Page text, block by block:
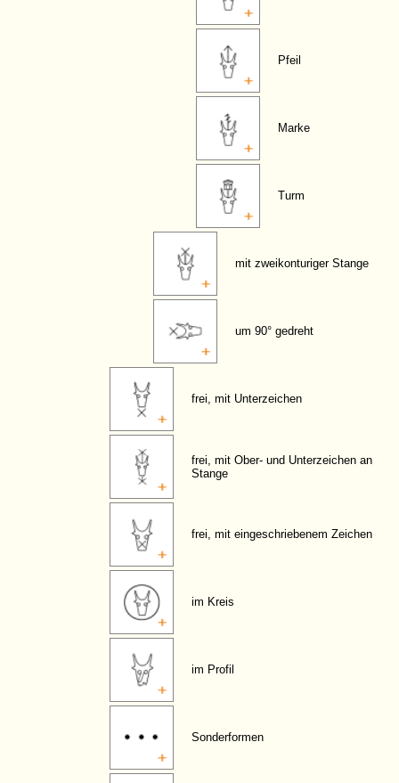
Pfeil
Marke
Turm
mit zweikonturiger Stange
um 90° gedreht
frei, mit Unterzeichen
frei, mit Ober- und Unterzeichen an
Stange
frei, mit eingeschriebenem Zeichen
im Kreis
im Profil
Sonderformen